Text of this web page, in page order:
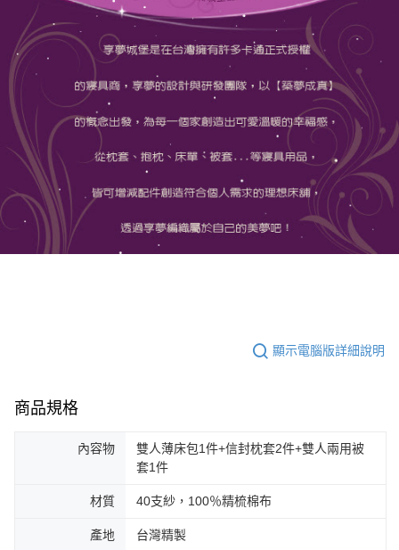
顯示電腦版詳細說明
商品規格
內容物
雙人薄床包1件+信封枕套2件+雙人兩用被
套1件
材質 40支紗，100％精梳棉布
產地 台灣精製